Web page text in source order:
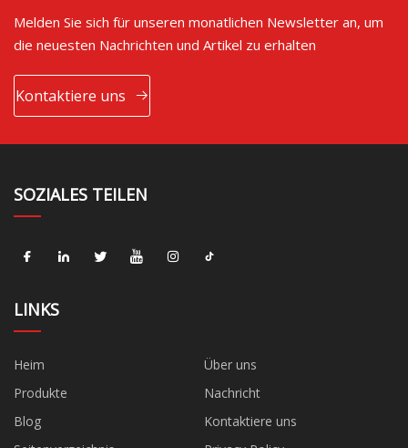
Melden Sie sich für unseren monatlichen Newsletter an, um
die neuesten Nachrichten und Artikel zu erhalten
Kontaktiere uns
SOZIALES TEILEN
LINKS
Heim
Über uns
Produkte
Nachricht
Blog
Kontaktiere uns